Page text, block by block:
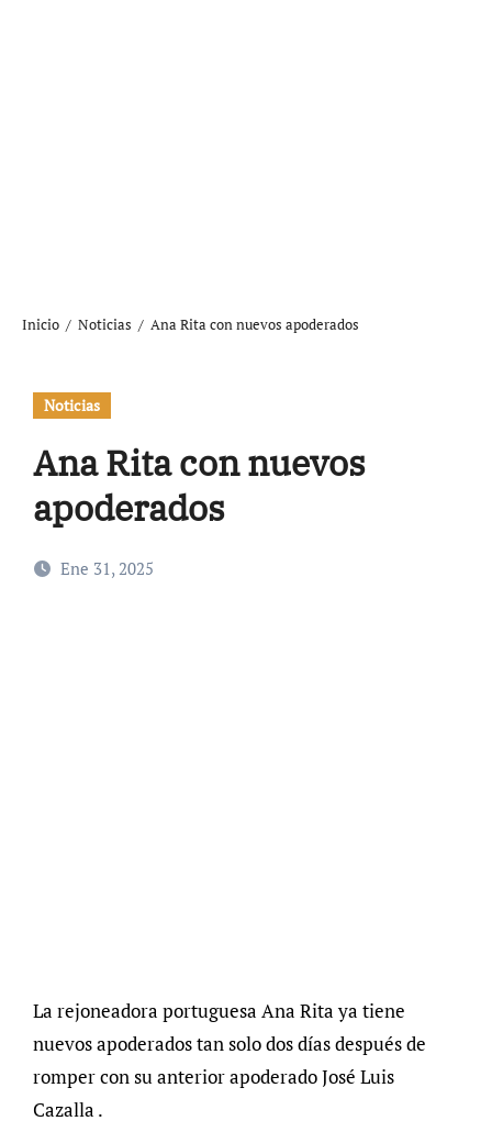
Inicio Noticias Ana Rita con nuevos apoderados
Noticias
Ana Rita con nuevos
apoderados
Ene 31, 2025
La rejoneadora portuguesa Ana Rita ya tiene
nuevos apoderados tan solo dos días después de
romper con su anterior apoderado José Luis
Cazalla .